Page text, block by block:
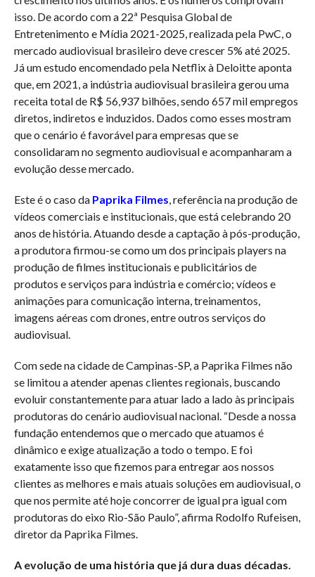
isso. De acordo com a 22ª Pesquisa Global de
Entretenimento e Mídia 2021-2025, realizada pela PwC, o
mercado audiovisual brasileiro deve crescer 5% até 2025.
Já um estudo encomendado pela Netflix à Deloitte aponta
que, em 2021, a indústria audiovisual brasileira gerou uma
receita total de R$ 56,937 bilhões, sendo 657 mil empregos
diretos, indiretos e induzidos. Dados como esses mostram
que o cenário é favorável para empresas que se
consolidaram no segmento audiovisual e acompanharam a
evolução desse mercado.
Este é o caso da Paprika Filmes, referência na produção de
vídeos comerciais e institucionais, que está celebrando 20
anos de história. Atuando desde a captação à pós-produção,
a produtora firmou-se como um dos principais players na
produção de filmes institucionais e publicitários de
produtos e serviços para indústria e comércio; vídeos e
animações para comunicação interna, treinamentos,
imagens aéreas com drones, entre outros serviços do
audiovisual.
Com sede na cidade de Campinas-SP, a Paprika Filmes não
se limitou a atender apenas clientes regionais, buscando
evoluir constantemente para atuar lado a lado às principais
produtoras do cenário audiovisual nacional. “Desde a nossa
fundação entendemos que o mercado que atuamos é
dinâmico e exige atualização a todo o tempo. E foi
exatamente isso que fizemos para entregar aos nossos
clientes as melhores e mais atuais soluções em audiovisual, o
que nos permite até hoje concorrer de igual pra igual com
produtoras do eixo Rio-São Paulo”, afirma Rodolfo Rufeisen,
diretor da Paprika Filmes.
A evolução de uma história que já dura duas décadas.